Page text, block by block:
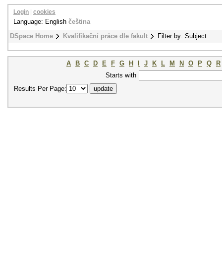
DSpace Home Kvalifikační práce dle fakult Filter by: Subject
Login cookies
Language: English čeština
A B C D E F G H J K L M N O P Q
R
Starts with
Results Per Page: